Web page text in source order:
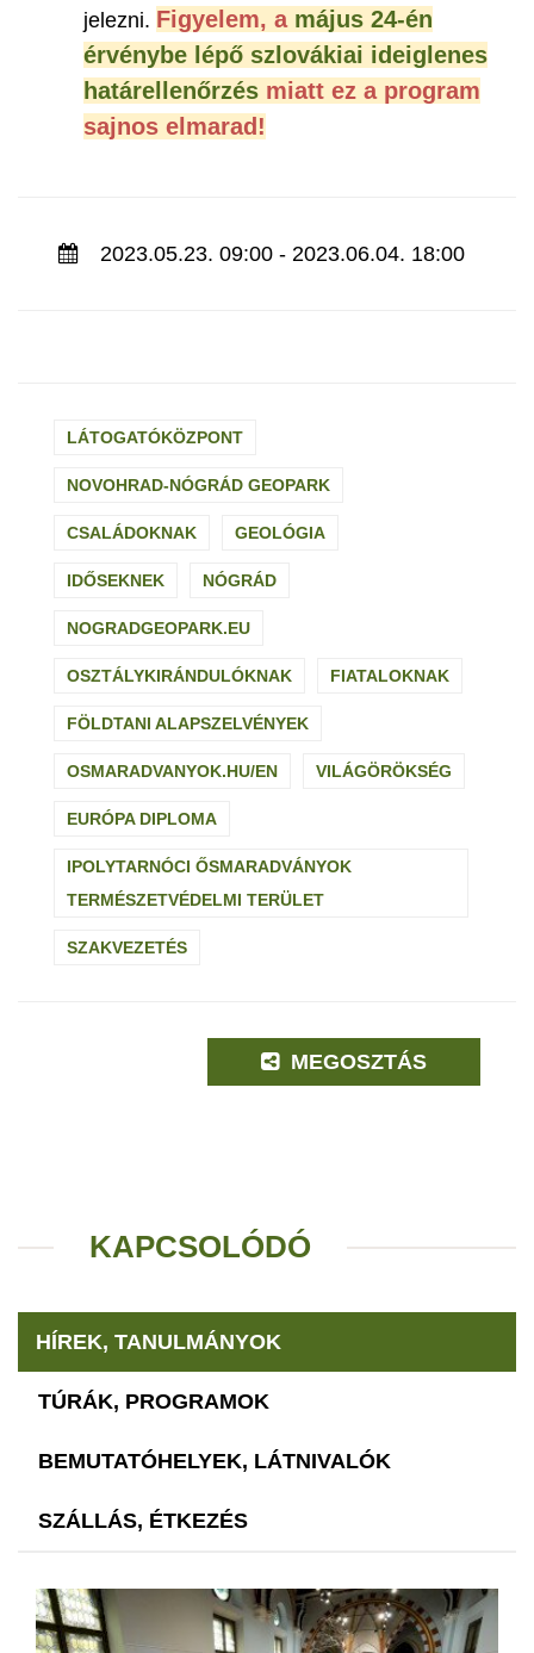
jelezni. Figyelem, a május 24-én
érvénybe lépő szlovákiai ideiglenes
határellenőrzés miatt ez a program
sajnos elmarad!
2023.05.23. 09:00 - 2023.06.04. 18:00
LÁTOGATÓKÖZPONT
NOVOHRAD-NÓGRÁD GEOPARK
CSALÁDOKNAK GEOLÓGIA
IDŐSEKNEK NÓGRÁD
NOGRADGEOPARK.EU
OSZTÁLYKIRÁNDULÓKNAK FIATALOKNAK
FÖLDTANI ALAPSZELVÉNYEK
OSMARADVANYOK.HU/EN VILÁGÖRÖKSÉG
EURÓPA DIPLOMA
IPOLYTARNÓCI ŐSMARADVÁNYOK
TERMÉSZETVÉDELMI TERÜLET
SZAKVEZETÉS
MEGOSZTÁS
KAPCSOLÓDÓ
HÍREK, TANULMÁNYOK
TÚRÁK, PROGRAMOK
BEMUTATÓHELYEK, LÁTNIVALÓK
SZÁLLÁS, ÉTKEZÉS